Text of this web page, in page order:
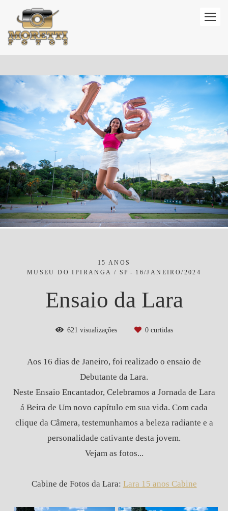
15 ANOS
MUSEU DO IPIRANGA / SP
16/JANEIRO/2024
Ensaio da Lara
621 visualizações 0curtidas
Aos 16 dias de Janeiro, foi realizado o ensaio de
Debutante da Lara.
Neste Ensaio Encantador, Celebramos a Jornada de Lara
á Beira de Um novo capítulo em sua vida. Com cada
clique da Câmera, testemunhamos a beleza radiante e a
personalidade cativante desta jovem.
Vejam as fotos...
Cabine de Fotos da Lara: Lara 15 anos Cabine